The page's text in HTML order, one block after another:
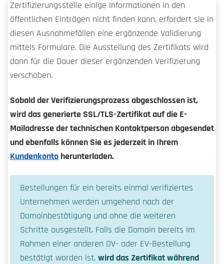
Zertifizierungsstelle einige Informationen in den
öffentlichen Einträgen nicht finden kann, erfordert sie in
diesen Ausnahmefällen eine ergänzende Validierung
mittels Formulare. Die Ausstellung des Zertifikats wird
dann für die Dauer dieser ergänzenden Verifizierung
verschoben.
Sobald der Verifizierungsprozess abgeschlossen ist,
wird das generierte SSL/TLS-Zertifikat auf die E-
Mailadresse der technischen Kontaktperson abgesendet
und ebenfalls können Sie es jederzeit in Ihrem
Kundenkonto herunterladen.
Bestellungen für ein bereits einmal verifiziertes
Unternehmen werden umgehend nach der
Domainbestätigung und ohne die weiteren
Schritte ausgestellt. Falls die Domain bereits im
Rahmen einer anderen OV- oder EV-Bestellung
bestätigt worden ist, wird das Zertifikat während